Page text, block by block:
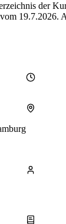
der
19.7.2026.